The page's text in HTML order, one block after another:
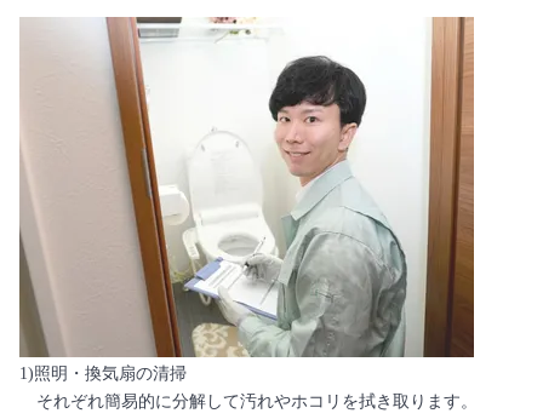
1)照明・換気扇の清掃
それぞれ簡易的に分解して汚れやホコリを拭き取ります。